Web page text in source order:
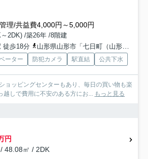
管理/共益費4,000円～5,000円
2DK) /築26年 /8階建
徒歩18分
山形県山形市「七日町（山形市）」バス停下車 徒歩1分
ーター 防犯カメラ 駅直結 公共下水
ョッピングセンターもあり、毎日の買い物も楽
越しで費用に不安のある方にお... もっと見る
円
48.08㎡ / 2DK